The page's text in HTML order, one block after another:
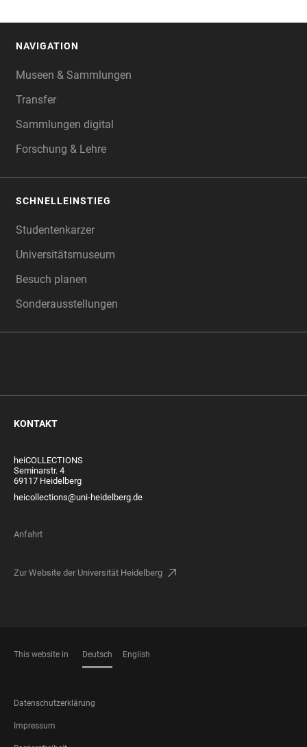
NAVIGATION
Museen & Sammlungen
Transfer
Sammlungen digital
Forschung & Lehre
SCHNELLEINSTIEG
Studentenkarzer
Universitätsmuseum
Besuch planen
Sonderausstellungen
KONTAKT
heiCOLLECTIONS
Seminarstr. 4
69117 Heidelberg
heicollections@uni-heidelberg.de
Anfahrt
Zur Website der Universität Heidelberg
This website in Deutsch English
FOOTER
LEGAL
Datenschutzerklärung
Impressum